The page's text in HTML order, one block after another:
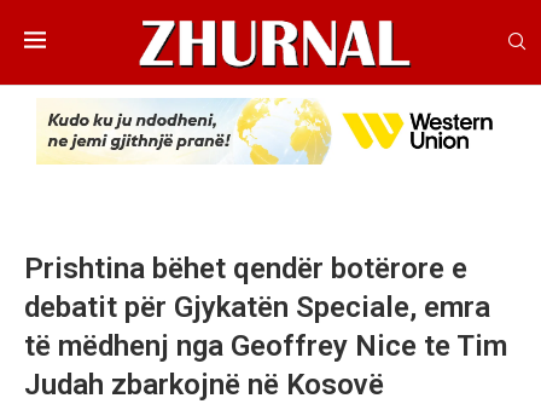
Prishtina bëhet qendër botërore e
debatit për Gjykatën Speciale, emra
të mëdhenj nga Geoffrey Nice te Tim
Judah zbarkojnë në Kosovë